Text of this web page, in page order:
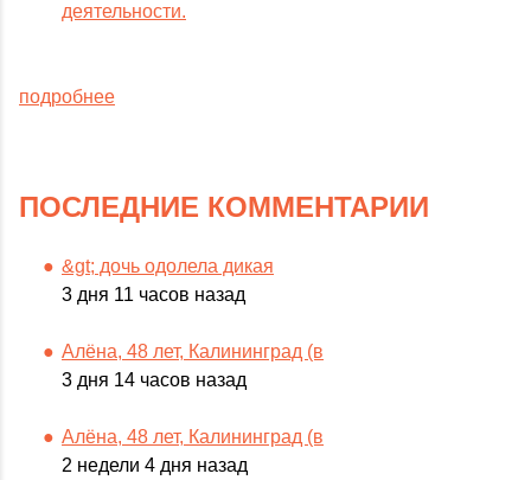
деятельности.
подробнее
ПОСЛЕДНИЕ КОММЕНТАРИИ
&gt; дочь одолела дикая
3 дня 11 часов назад
Алёна, 48 лет, Калининград (в
3 дня 14 часов назад
Алёна, 48 лет, Калининград (в
2 недели 4 дня назад